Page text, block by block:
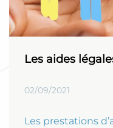
Les aides
02/09/2021
Les prestations